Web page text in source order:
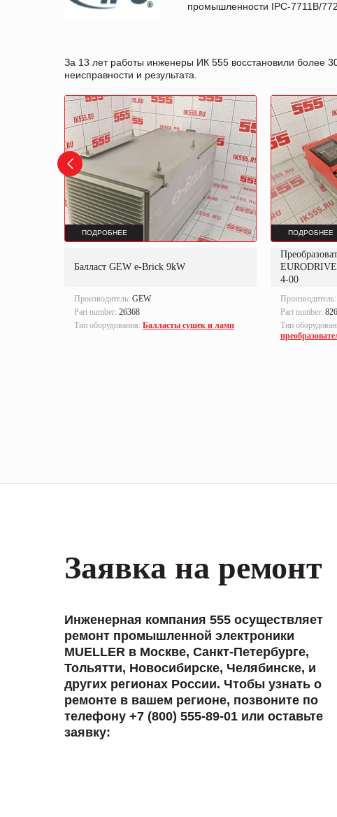
промышленности IPC-7711B/
За 13 лет работы инженеры ИК 555 восстановили более
неисправности и результата.
ПОДРОБНЕЕ
Балласт GEW e-Brick 9kW
Производитель: GEW
Part number: 26368
Тип оборудования: Балласты сушек и ламп
ПОДРОБНЕЕ
4-00
Производитель:
Part number:
Тип
Заявка на ремонт
Инженерная компания 555 осуществляет
ремонт промышленной электроники
MUELLER в Москве, Санкт-Петербурге,
Тольятти, Новосибирске, Челябинске, и
других регионах России. Чтобы узнать о
ремонте в вашем регионе, позвоните по
телефону +7 (800) 555-89-01 или оставьте
заявку: